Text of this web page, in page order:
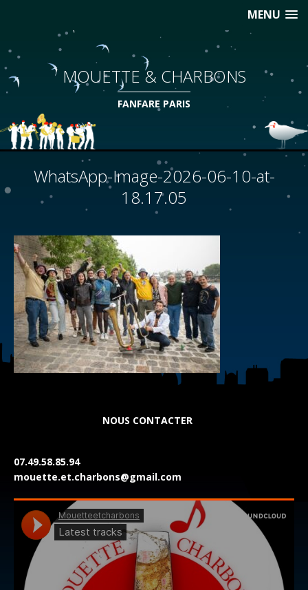
MENU
MOUETTE & CHARBONS
FANFARE PARIS
WhatsApp-Image-2026-06-10-at-
18.17.05
NOUS CONTACTER
07.49.58.85.94
mouette.et.charbons@gmail.com